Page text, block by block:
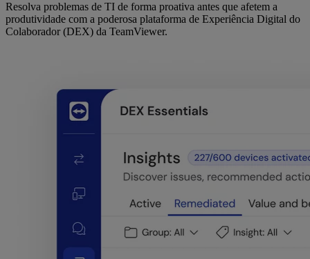
Resolva problemas de TI de forma proativa antes que afetem a
produtividade com a poderosa plataforma de Experiência Digital do
Colaborador (DEX) da TeamViewer.